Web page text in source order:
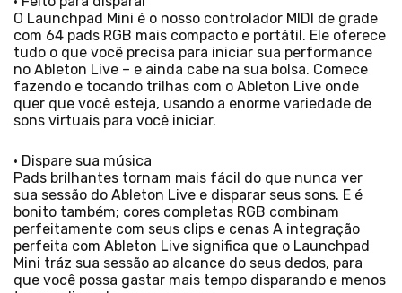
O Launchpad Mini é o nosso controlador MIDI de grade
com 64 pads RGB mais compacto e portátil. Ele oferece
tudo o que você precisa para iniciar sua performance
no Ableton Live – e ainda cabe na sua bolsa. Comece
fazendo e tocando trilhas com o Ableton Live onde
quer que você esteja, usando a enorme variedade de
sons virtuais para você iniciar.
• Dispare sua música
Pads brilhantes tornam mais fácil do que nunca ver
sua sessão do Ableton Live e disparar seus sons. E é
bonito também; cores completas RGB combinam
perfeitamente com seus clips e cenas A integração
perfeita com Ableton Live significa que o Launchpad
Mini tráz sua sessão ao alcance do seus dedos, para
que você possa gastar mais tempo disparando e menos